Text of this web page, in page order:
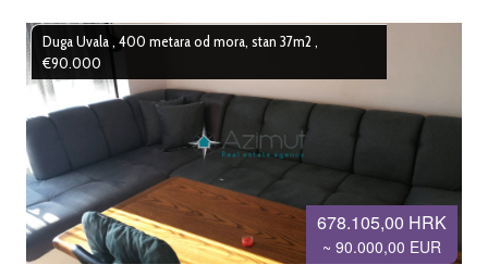
678.105,00 HRK
~ 90.000,00 EUR
Duga Uvala , 400 metara od mora, stan 37m2 ,
€90.000